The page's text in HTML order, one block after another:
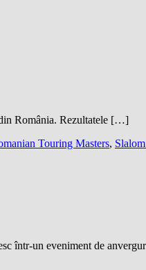
România. Rezultatele […]
Touring Masters,
într-un eveniment de